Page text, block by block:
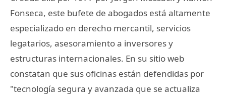
Fonseca, este bufete de abogados está altamente
especializado en derecho mercantil, servicios
legatarios, asesoramiento a inversores y
estructuras internacionales. En su sitio web
constatan que sus oficinas están defendidas por
"tecnología segura y avanzada que se actualiza